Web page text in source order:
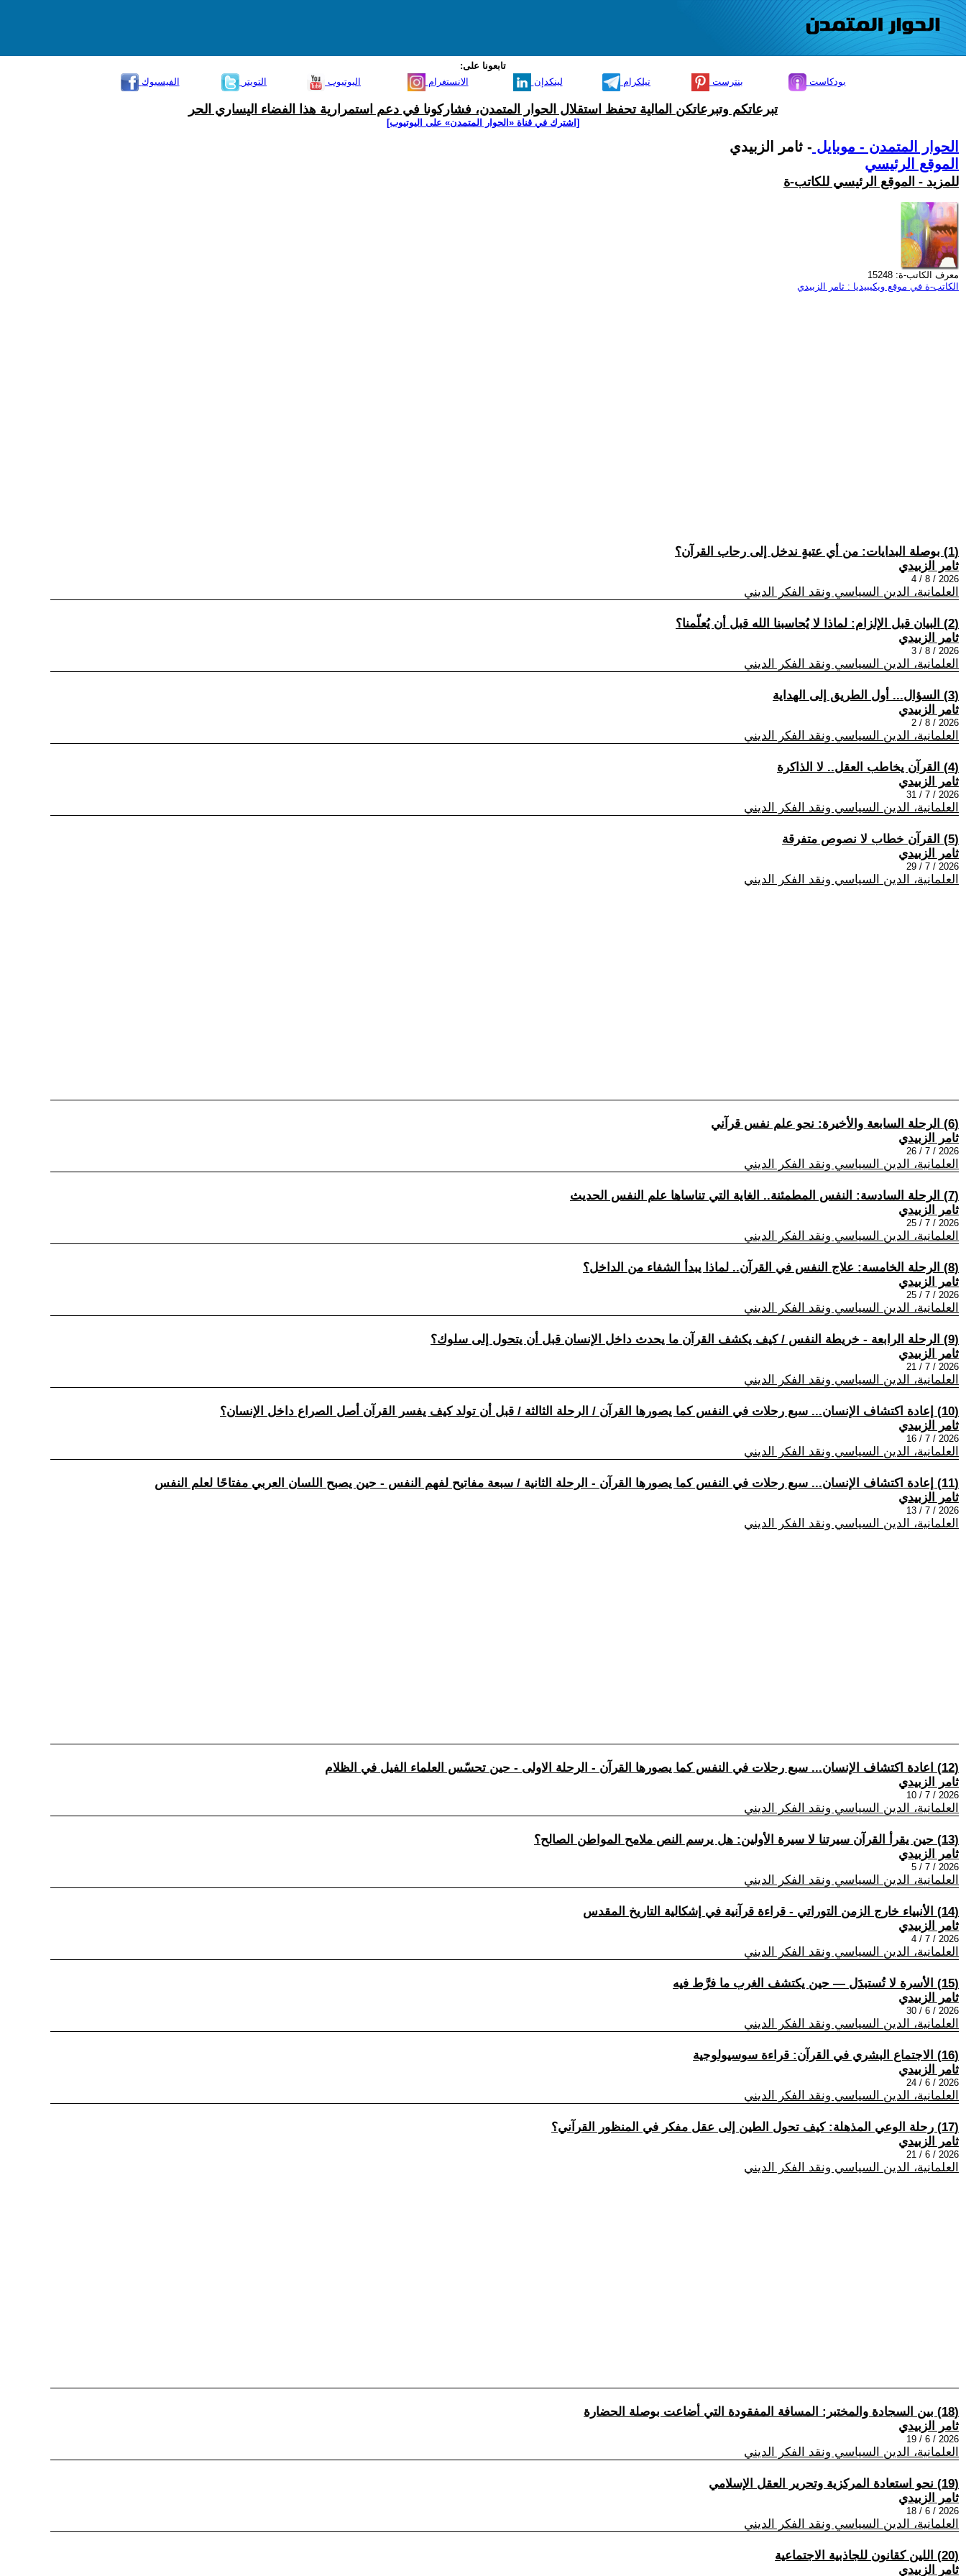
تابعونا على:
الفيسبوك
التويتر اليوتيوب الانستغرام لينكدإن تيلكرام بنترست بودكاست
تبرعاتكم وتبرعاتكن المالية تحفظ استقلال الحوار المتمدن، فشاركونا في دعم استمرارية هذا الفضاء اليساري الحر
[اشترك في قناة ‫«الحوار المتمدن» على اليوتيوب]
الحوار المتمدن - موبايل - ثامر الزبيدي
الموقع الرئيسي
للمزيد - الموقع الرئيسي للكاتب-ة
معرف الكاتب-ة: 15248
الكاتب-ة في موقع ويكيبيديا : ثامر الزبيدي
(1) بوصلة البدايات: من أي عتبةٍ ندخل إلى رحاب القرآن؟
ثامر الزبيدي
2026 / 8 / 4
العلمانية، الدين السياسي ونقد الفكر الديني
(2) البيان قبل الإلزام: لماذا لا يُحاسبنا الله قبل أن يُعلّمنا؟
ثامر الزبيدي
2026 / 8 / 3
العلمانية، الدين السياسي ونقد الفكر الديني
(3) السؤال... أول الطريق إلى الهداية
ثامر الزبيدي
2026 / 8 / 2
العلمانية، الدين السياسي ونقد الفكر الديني
(4) القرآن يخاطب العقل.. لا الذاكرة
ثامر الزبيدي
2026 / 7 / 31
العلمانية، الدين السياسي ونقد الفكر الديني
(5) القرآن خطاب لا نصوص متفرقة
ثامر الزبيدي
2026 / 7 / 29
العلمانية، الدين السياسي ونقد الفكر الديني
(6) الرحلة السابعة والأخيرة: نحو علم نفس قرآني
ثامر الزبيدي
2026 / 7 / 26
العلمانية، الدين السياسي ونقد الفكر الديني
(7) الرحلة السادسة: النفس المطمئنة.. الغاية التي تناساها علم النفس الحديث
ثامر الزبيدي
2026 / 7 / 25
العلمانية، الدين السياسي ونقد الفكر الديني
(8) الرحلة الخامسة: علاج النفس في القرآن.. لماذا يبدأ الشفاء من الداخل؟
ثامر الزبيدي
2026 / 7 / 25
العلمانية، الدين السياسي ونقد الفكر الديني
(9) الرحلة الرابعة - خريطة النفس / كيف يكشف القرآن ما يحدث داخل الإنسان قبل أن يتحول إلى سلوك؟
ثامر الزبيدي
2026 / 7 / 21
العلمانية، الدين السياسي ونقد الفكر الديني
(10) إعادة اكتشاف الإنسان... سبع رحلات في النفس كما يصورها القرآن / الرحلة الثالثة / قبل أن تولد كيف يفسر القرآن أصل الصراع داخل الإنسان؟
ثامر الزبيدي
2026 / 7 / 16
العلمانية، الدين السياسي ونقد الفكر الديني
(11) إعادة اكتشاف الإنسان... سبع رحلات في النفس كما يصورها القرآن - الرحلة الثانية / سبعة مفاتيح لفهم النفس - حين يصبح اللسان العربي مفتاحًا لعلم النفس
ثامر الزبيدي
2026 / 7 / 13
العلمانية، الدين السياسي ونقد الفكر الديني
(12) اعادة اكتشاف الإنسان... سبع رحلات في النفس كما يصورها القرآن - الرحلة الاولى - حين تحسّس العلماء الفيل في الظلام
ثامر الزبيدي
2026 / 7 / 10
العلمانية، الدين السياسي ونقد الفكر الديني
(13) حين يقرأ القرآن سيرتنا لا سيرة الأولين: هل يرسم النص ملامح المواطن الصالح؟
ثامر الزبيدي
2026 / 7 / 5
العلمانية، الدين السياسي ونقد الفكر الديني
(14) الأنبياء خارج الزمن التوراتي - قراءة قرآنية في إشكالية التاريخ المقدس
ثامر الزبيدي
2026 / 7 / 4
العلمانية، الدين السياسي ونقد الفكر الديني
(15) الأسرة لا تُستبدَل — حين يكتشف الغرب ما فرَّط فيه
ثامر الزبيدي
2026 / 6 / 30
العلمانية، الدين السياسي ونقد الفكر الديني
(16) الاجتماع البشري في القرآن: قراءة سوسيولوجية
ثامر الزبيدي
2026 / 6 / 24
العلمانية، الدين السياسي ونقد الفكر الديني
(17) رحلة الوعي المذهلة: كيف تحول الطين إلى عقل مفكر في المنظور القرآني؟
ثامر الزبيدي
2026 / 6 / 21
العلمانية، الدين السياسي ونقد الفكر الديني
(18) بين السجادة والمختبر: المسافة المفقودة التي أضاعت بوصلة الحضارة
ثامر الزبيدي
2026 / 6 / 19
العلمانية، الدين السياسي ونقد الفكر الديني
(19) نحو استعادة المركزية وتحرير العقل الإسلامي
ثامر الزبيدي
2026 / 6 / 18
العلمانية، الدين السياسي ونقد الفكر الديني
(20) اللين كقانون للجاذبية الاجتماعية
ثامر الزبيدي